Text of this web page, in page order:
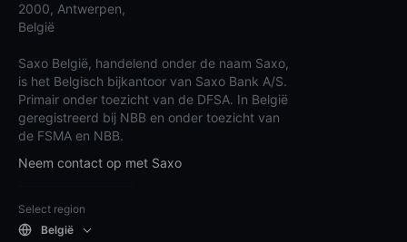
2000, Antwerpen,
België
Saxo België, handelend onder de naam Saxo,
is het Belgisch bijkantoor van Saxo Bank A/S.
Primair onder toezicht van de DFSA. In België
geregistreerd bij NBB en onder toezicht van
de FSMA en NBB.
Neem contact op met Saxo
Select region
België